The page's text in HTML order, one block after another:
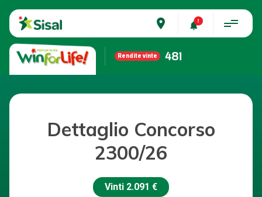
place
Rendite vinte 481
Dettaglio Concorso
2300/26
Vinti 2.091 €